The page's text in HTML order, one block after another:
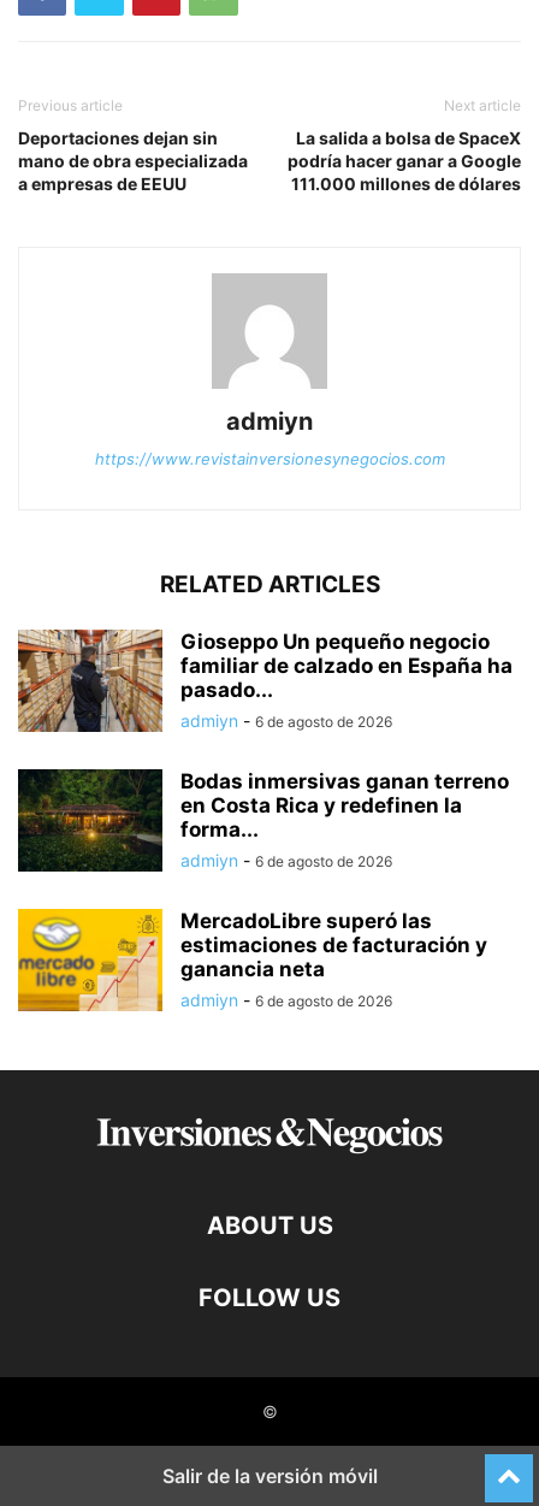
Previous article
Deportaciones dejan sin
mano de obra especializada
a empresas de EEUU
Next article
La salida a bolsa de SpaceX
podría hacer ganar a Google
111.000 millones de dólares
admiyn
https://www.revistainversionesynegocios.com
RELATED ARTICLES
Gioseppo Un pequeño negocio
familiar de calzado en España ha
pasado...
admiyn - 6 de agosto de 2026
Bodas inmersivas ganan terreno
en Costa Rica y redefinen la
forma...
admiyn - 6 de agosto de 2026
MercadoLibre superó las
estimaciones de facturación y
ganancia neta
admiyn - 6 de agosto de 2026
ABOUT US
FOLLOW US
©
Salir de la versión móvil